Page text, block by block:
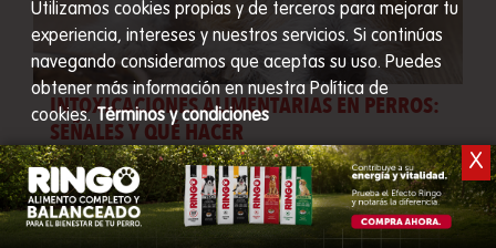
Utilizamos cookies propias y de terceros para mejorar tu
experiencia, intereses y nuestros servicios. Si continúas
navegando consideramos que aceptas su uso. Puedes
obtener más información en nuestra Política de
cookies. Términos y condiciones
Aceptar
INTOXICACIONES ALIMENTARIAS EN PERROS:
SEÑALES Y QUÉ HACER
Te contamos cómo identificar una intoxicación
alimentaria en tu perro, qué hacer y cómo
prevenir estos accidentes.
X